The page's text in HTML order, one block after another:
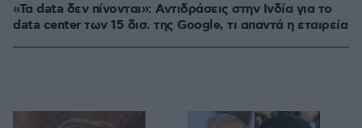
«Τα data δεν πίνονται»: Αντιδράσεις στην Ινδία για το
data center των 15 δισ. της Google, τι απαντά η εταιρεία